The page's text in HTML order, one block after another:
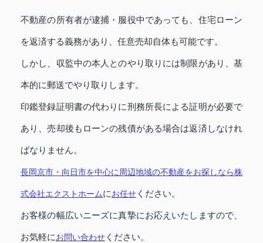
不動産の所有者が逮捕・服役中であっても、住宅ローン
を返済する義務があり、任意売却自体も可能です。
しかし、収監中の本人とのやり取りには制限があり、基
本的に郵送でやり取りします。
印鑑登録証明書の代わりに刑務所長による証明が必要で
あり、売却後もローンの残債がある場合は返済しなけれ
ばなりません。
長岡京市・向日市を中心に周辺地域の不動産をお探しなら株
式会社エクストホームにお任せ ください。
お客様の幅広いニーズに真摯にお応えいたしますので、
お気軽にお問い合わせ ください。